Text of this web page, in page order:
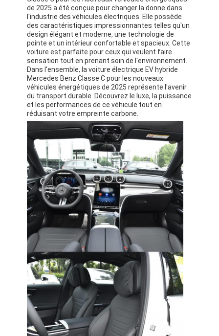
de 2025 a été conçue pour changer la donne dans
l'industrie des véhicules électriques. Elle possède
des caractéristiques impressionnantes telles qu'un
design élégant et moderne, une technologie de
pointe et un intérieur confortable et spacieux. Cette
voiture est parfaite pour ceux qui veulent faire
sensation tout en prenant soin de l'environnement.
Dans l'ensemble, la voiture électrique EV hybride
Mercedes Benz Classe C pour les nouveaux
véhicules énergétiques de 2025 représente l'avenir
du transport durable. Découvrez le luxe, la puissance
et les performances de ce véhicule tout en
réduisant votre empreinte carbone.